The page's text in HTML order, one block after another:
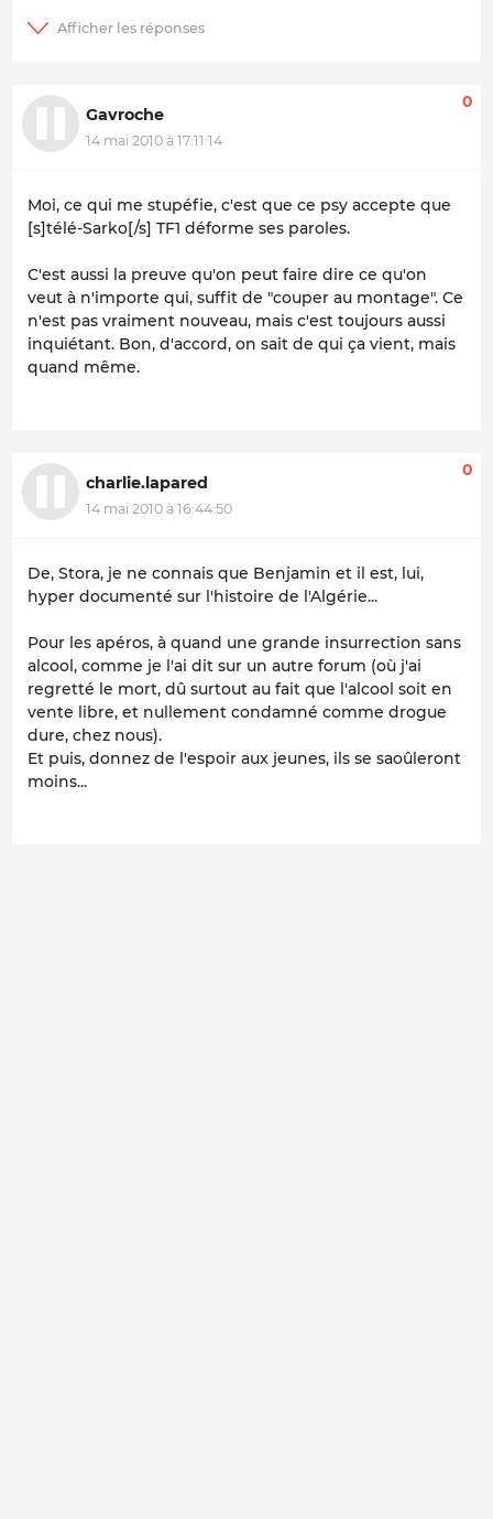
Gavroche
14 mai 2010 à 17:11:14
0
Moi, ce qui me stupéfie, c'est que ce psy accepte que
[s]télé-Sarko[/s] TF1 déforme ses paroles.
C'est aussi la preuve qu'on peut faire dire ce qu'on
veut à n'importe qui, suffit de "couper au montage". Ce
n'est pas vraiment nouveau, mais c'est toujours aussi
inquiétant. Bon, d'accord, on sait de qui ça vient, mais
quand même.
charlie.lapared
14 mai 2010 à 16:44:50
0
De, Stora, je ne connais que Benjamin et il est, lui,
hyper documenté sur l'histoire de l'Algérie...
Pour les apéros, à quand une grande insurrection sans
alcool, comme je l'ai dit sur un autre forum (où j'ai
regretté le mort, dû surtout au fait que l'alcool soit en
vente libre, et nullement condamné comme drogue
dure, chez nous).
Et puis, donnez de l'espoir aux jeunes, ils se saoûleront
moins...